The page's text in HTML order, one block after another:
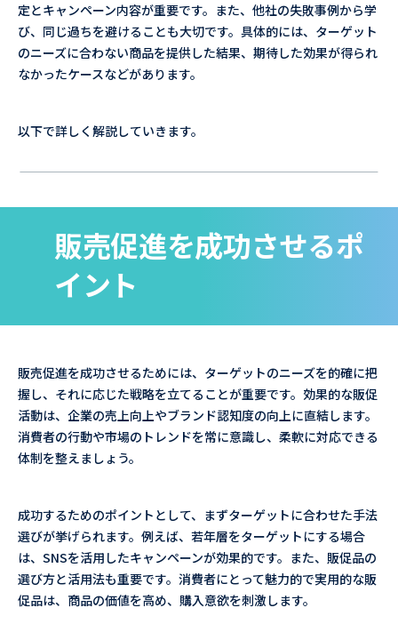
定とキャンペーン内容が重要です。また、他社の失敗事例から学
び、同じ過ちを避けることも大切です。具体的には、ターゲット
のニーズに合わない商品を提供した結果、期待した効果が得られ
なかったケースなどがあります。
以下で詳しく解説していきます。
販売促進を成功させるポ
イント
販売促進を成功させるためには、ターゲットのニーズを的確に把
握し、それに応じた戦略を立てることが重要です。効果的な販促
活動は、企業の売上向上やブランド認知度の向上に直結します。
消費者の行動や市場のトレンドを常に意識し、柔軟に対応できる
体制を整えましょう。
成功するためのポイントとして、まずターゲットに合わせた手法
選びが挙げられます。例えば、若年層をターゲットにする場合
は、SNSを活用したキャンペーンが効果的です。また、販促品の
選び方と活用法も重要です。消費者にとって魅力的で実用的な販
促品は、商品の価値を高め、購入意欲を刺激します。